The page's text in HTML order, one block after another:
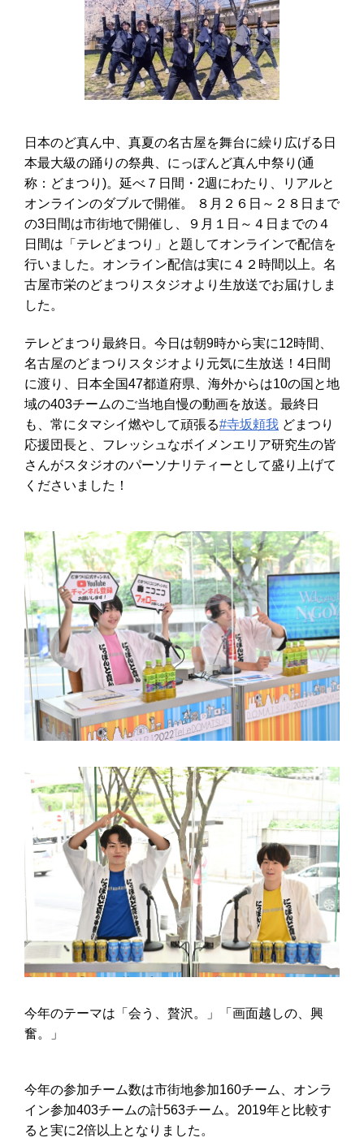
日本のど真ん中、真夏の名古屋を舞台に繰り広げる日
本最大級の踊りの祭典、にっぽんど真ん中祭り (通
称：どまつり )。延べ７日間・ 2週にわたり、リアルと
オンラインのダブルで開催。 ８月２６日～２８日まで
の3日間は市街地で開催し、９月１日～４日までの４
日間は「テレどまつり」と題してオンラインで配信を
行いました。オンライン配信は実に４２時間以上。名
古屋市栄のどまつりスタジオより生放送でお届けしま
した。
テレどまつり最終日。今日は朝9時から実に12時間、
名古屋のどまつりスタジオより元気に生放送！4日間
に渡り、日本全国47都道府県、海外からは10の国と地
域の403チームのご当地自慢の動画を放送。最終日
も、常にタマシイ燃やして頑張る#寺坂頼我 どまつり
応援団長と、フレッシュなボイメンエリア研究生の皆
さんがスタジオのパーソナリティーとして盛り上げて
くださいました！
今年のテーマは「会う、贅沢。」「画面越しの、興
奮。」
今年の参加チーム数は市街地参加160チーム、オンラ
イン参加403チームの計563チーム。 2019年と比較す
ると実に2倍以上となりました。